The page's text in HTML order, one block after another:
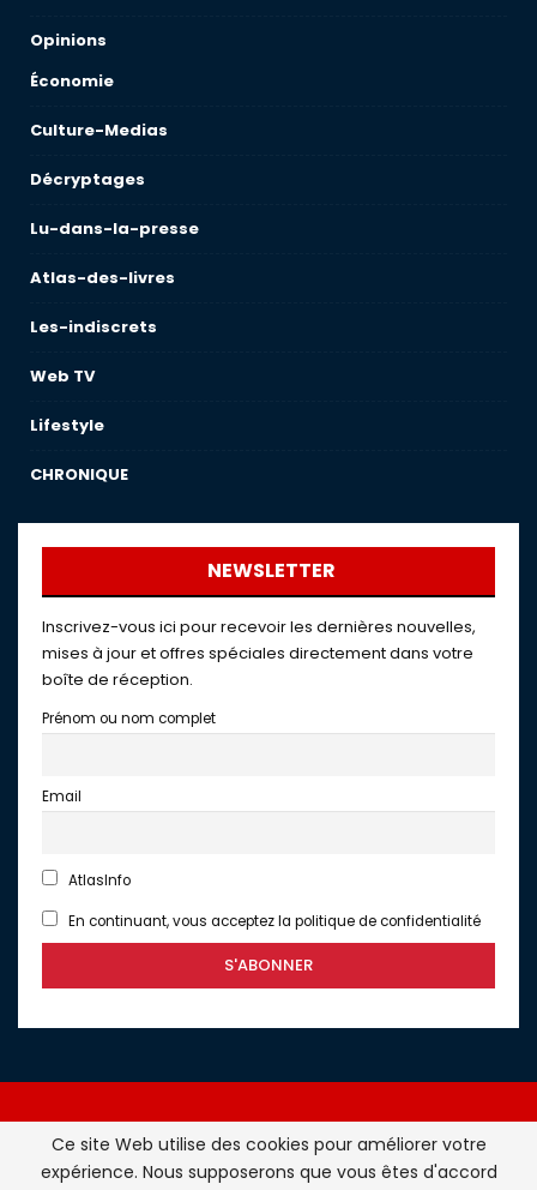
Opinions
Économie
Culture-Medias
Décryptages
Lu-dans-la-presse
Atlas-des-livres
Les-indiscrets
Web TV
Lifestyle
CHRONIQUE
NEWSLETTER
Inscrivez-vous ici pour recevoir les dernières nouvelles,
mises à jour et offres spéciales directement dans votre
boîte de réception.
Prénom ou nom complet
Email
AtlasInfo
En continuant, vous acceptez la politique de confidentialité
Atlasinfo.fr : l'essentiel de l'actualité de la France et du
Ce site Web utilise des cookies pour améliorer votre
expérience. Nous supposerons que vous êtes d'accord